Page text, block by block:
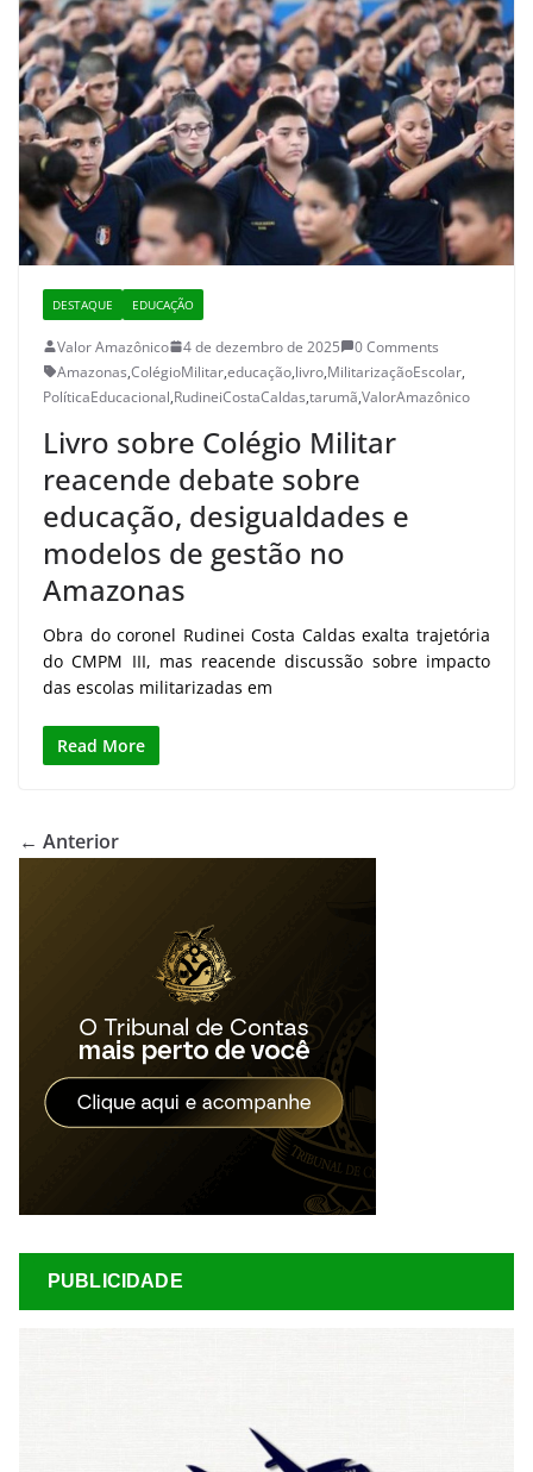
DESTAQUE EDUCAÇÃO
Valor Amazônico 4 de dezembro de 2025
0 Comments
Amazonas,ColégioMilitar,educação,livro,MilitarizaçãoEscolar,
PolíticaEducacional,RudineiCostaCaldas,tarumã,ValorAmazônico
Livro sobre Colégio Militar
reacende debate sobre
educação, desigualdades e
modelos de gestão no
Amazonas
Obra do coronel Rudinei Costa Caldas exalta trajetória
do CMPM III, mas reacende discussão sobre impacto
das escolas militarizadas em
Read More
← Anterior
PUBLICIDADE